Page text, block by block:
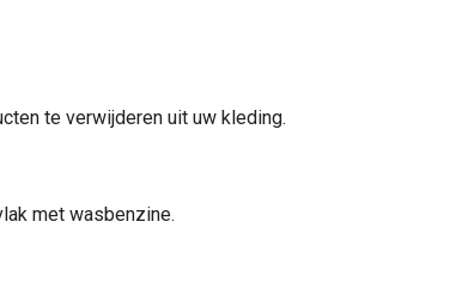
te verwijderen uit uw kleding.
met wasbenzine.